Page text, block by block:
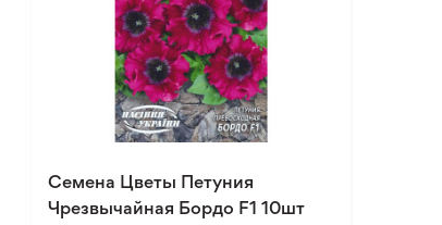
Семена Цветы Петуния
Чрезвычайная Бордо F1 10шт